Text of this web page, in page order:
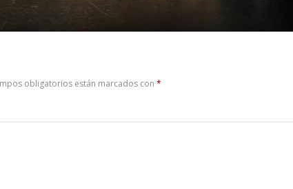
obligatorios están marcados con *